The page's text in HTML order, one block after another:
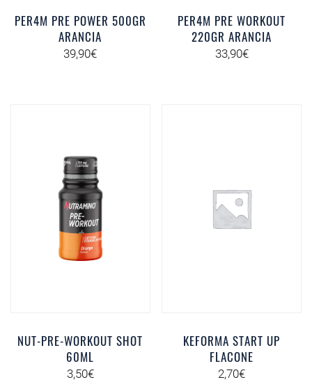
PER4M PRE POWER 500GR
ARANCIA
39,90€
PER4M PRE WORKOUT
220GR ARANCIA
33,90€
NUT-PRE-WORKOUT SHOT
60ML
3,50€
KEFORMA START UP
FLACONE
2,70€